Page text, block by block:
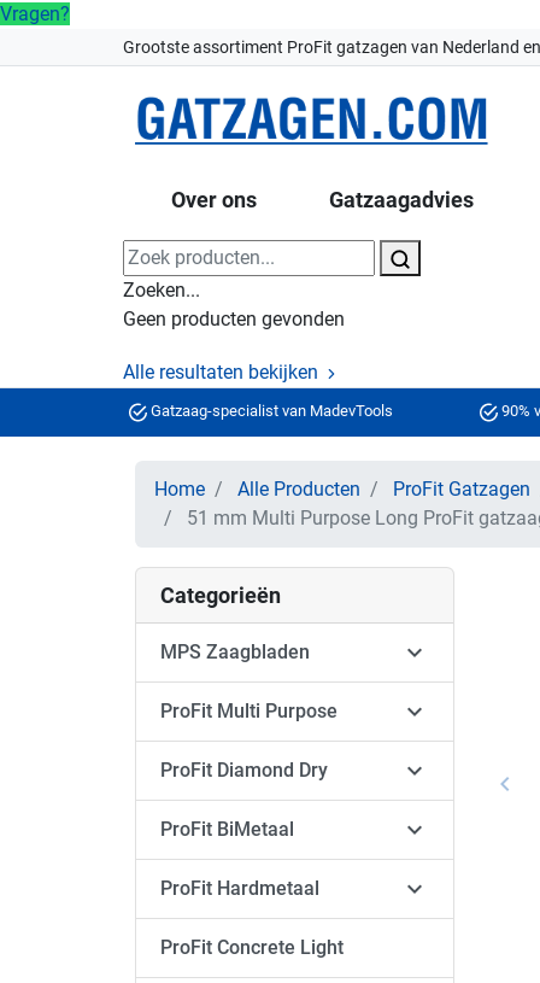
Vragen?
Grootste assortiment ProFit gatzagen van Nederland
Over ons Gatzaagadvies
Zoeken...
Geen producten gevonden
Alle resultaten bekijken
Gatzaag-specialist van MadevTools 90%
Home Alle Producten ProFit Gatzagen
51 mm Multi Purpose Long ProFit
Categorieën
MPS Zaagbladen 
ProFit Multi Purpose 
ProFit Diamond Dry 
ProFit BiMetaal 
ProFit Hardmetaal 
ProFit Concrete Light
keyboard_arrow_left